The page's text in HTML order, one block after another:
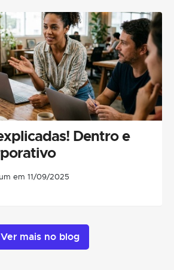
Dentro e
em 11/09/2025
Ver mais no blog